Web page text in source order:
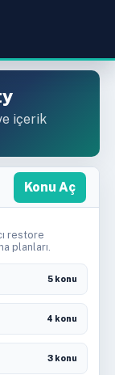
içerik
Konu Aç
restore
planları.
5 konu
4 konu
3 konu